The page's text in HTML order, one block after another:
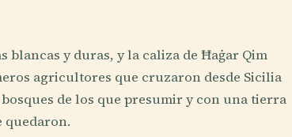
blancas y duras, y la caliza de Ħaġar Qim
agricultores que cruzaron desde Sicilia
de los que presumir y con una tierra
quedaron.